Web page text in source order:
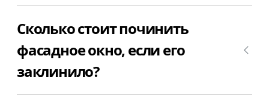
Самое лучшего, что можно сделать – это вызвать
заклинило фасадное окно. После того, как мастер
определит причину, из-за которой Заклинило
Сколько стоит починить
фасадное окно, если его
заклинило?